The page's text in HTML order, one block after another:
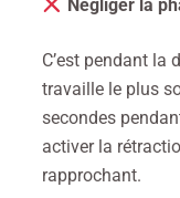
Négliger la
C’est pendant la
travaille le plus
secondes
activer la
rapprochant.